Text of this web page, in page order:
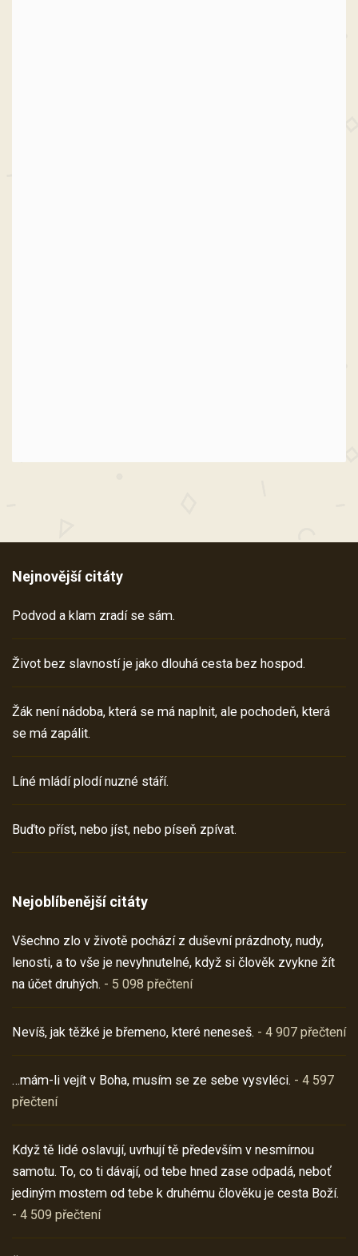
Nejnovější citáty
Podvod a klam zradí se sám.
Život bez slavností je jako dlouhá cesta bez hospod.
Žák není nádoba, která se má naplnit, ale pochodeň, která
se má zapálit.
Líné mládí plodí nuzné stáří.
Buďto příst, nebo jíst, nebo píseň zpívat.
Nejoblíbenější citáty
Všechno zlo v životě pochází z duševní prázdnoty, nudy,
lenosti, a to vše je nevyhnutelné, když si člověk zvykne žít
na účet druhých. - 5 098 přečtení
Nevíš, jak těžké je břemeno, které neneseš. - 4 907 přečtení
…mám-li vejít v Boha, musím se ze sebe vysvléci. - 4 597
přečtení
Když tě lidé oslavují, uvrhují tě především v nesmírnou
samotu. To, co ti dávají, od tebe hned zase odpadá, neboť
jediným mostem od tebe k druhému člověku je cesta Boží.
- 4 509 přečtení